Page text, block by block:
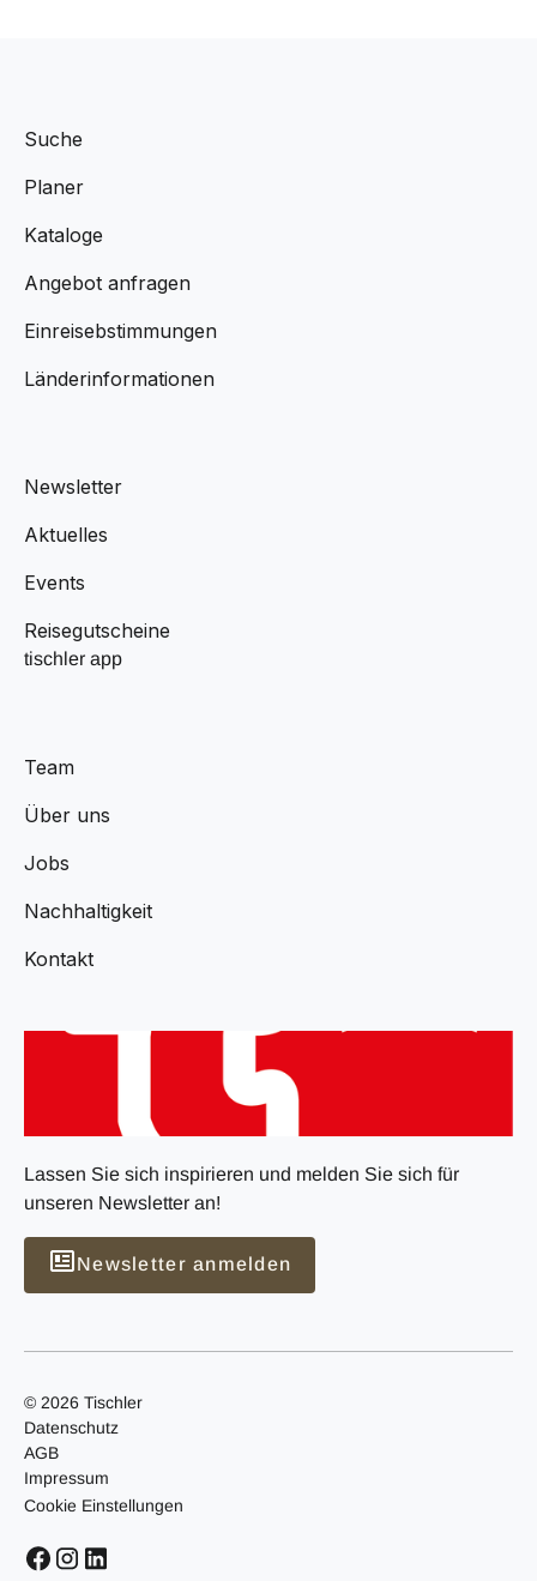
Suche
Planer
Kataloge
Angebot anfragen
Einreisebstimmungen
Länderinformationen
Newsletter
Aktuelles
Events
Reisegutscheine
tischler app
Team
Über uns
Jobs
Nachhaltigkeit
Kontakt
Lassen Sie sich inspirieren und melden Sie sich für
unseren Newsletter an!
Newsletter anmelden
© 2026 Tischler
Datenschutz
AGB
Impressum
Cookie Einstellungen